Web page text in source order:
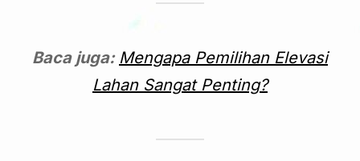
Baca juga: Mengapa Pemilihan Elevasi
Lahan Sangat Penting?